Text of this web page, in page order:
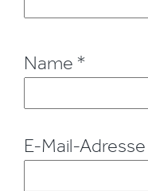
Name *
E-Mail-Adresse